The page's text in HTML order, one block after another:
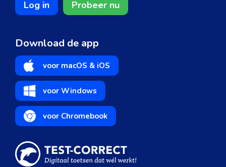
Log in Probeer nu
Download de app
voor macOS & iOS
voor Windows
voor Chromebook